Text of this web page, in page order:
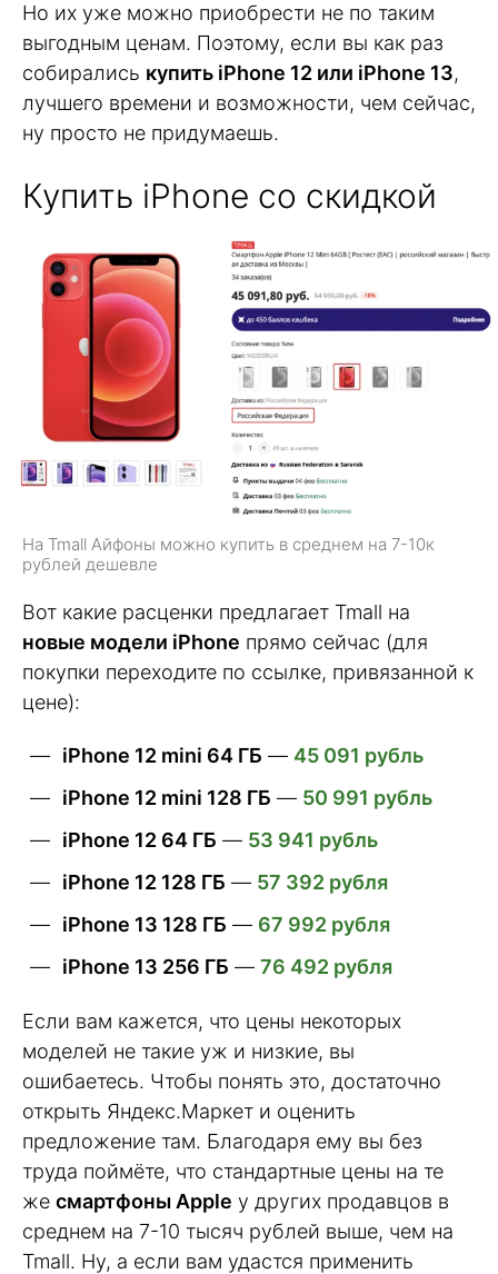
Но их уже можно приобрести не по таким
выгодным ценам. Поэтому, если вы как раз
собирались купить iPhone 12 или iPhone 13,
лучшего времени и возможности, чем сейчас,
ну просто не придумаешь.
Купить iPhone со скидкой
На Tmall Айфоны можно купить в среднем на 7-10к
рублей дешевле
Вот какие расценки предлагает Tmall на
новые модели iPhone прямо сейчас (для
покупки переходите по ссылке, привязанной к
цене):
iPhone 12 mini 64 ГБ — 45 091 рубль
iPhone 12 mini 128 ГБ — 50 991 рубль
iPhone 12 64 ГБ — 53 941 рубль
iPhone 12 128 ГБ — 57 392 рубля
iPhone 13 128 ГБ — 67 992 рубля
iPhone 13 256 ГБ — 76 492 рубля
Если вам кажется, что цены некоторых
моделей не такие уж и низкие, вы
ошибаетесь. Чтобы понять это, достаточно
открыть Яндекс.Маркет и оценить
предложение там. Благодаря ему вы без
труда поймёте, что стандартные цены на те
же смартфоны Apple у других продавцов в
среднем на 7-10 тысяч рублей выше, чем на
Tmall. Ну, а если вам удастся применить